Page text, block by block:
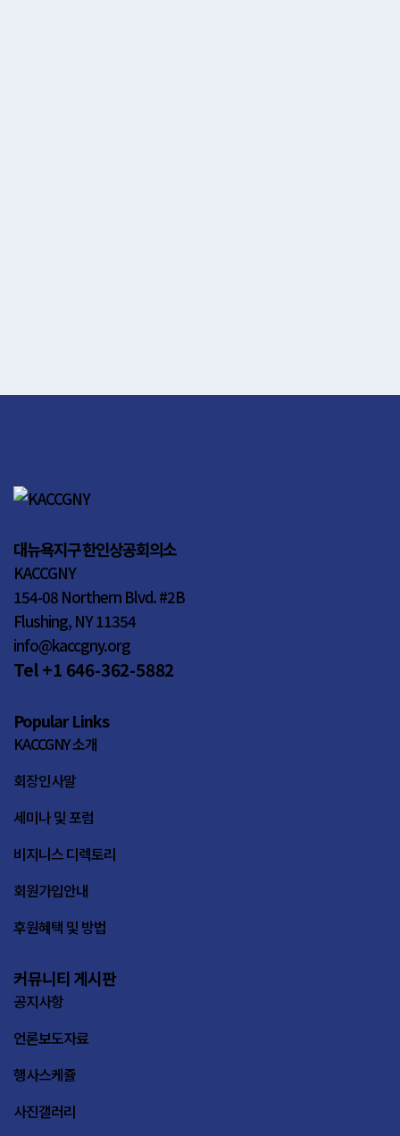
대뉴욕지구 한인상공회의소
KACCGNY
154-08 Northern Blvd. #2B
Flushing, NY 11354
info@kaccgny.org
Tel +1 646-362-5882
Popular Links
KACCGNY 소개
회장인사말
세미나 및 포럼
비지니스 디렉토리
회원가입안내
후원혜택 및 방법
커뮤니티 게시판
공지사항
언론보도자료
행사스케쥴
사진갤러리